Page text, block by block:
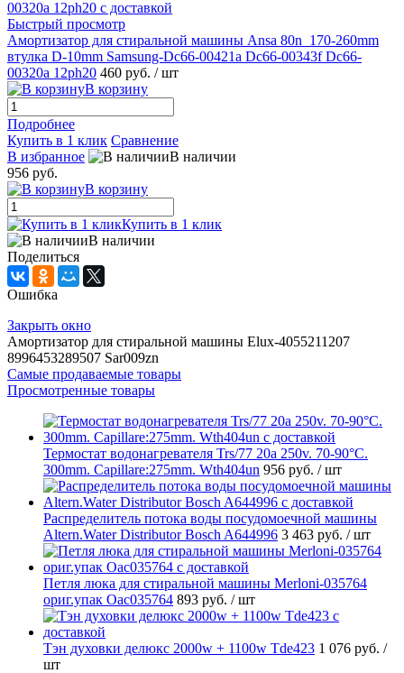
Быстрый просмотр
Амортизатор для стиральной машины Ansa 80n_170-260mm
втулка D-10mm Samsung-Dc66-00421a Dc66-00343f Dc66-
00320a 12ph20 460 руб. / шт
В корзину
Подробнее
Купить в 1 клик Сравнение
В избранное
В наличии
956 руб.
В корзину
Купить в 1 клик
В наличии
Поделиться
Ошибка
Закрыть окно
Амортизатор для стиральной машины Elux-4055211207
8996453289507 Sar009zn
Самые продаваемые товары
Просмотренные товары
Термостат водонагревателя Trs/77 20a 250v. 70-90°C.
300mm. Capillare:275mm. Wth404un 956 руб. / шт
Распределитель потока воды посудомоечной машины
Altern.Water Distributor Bosch A644996 3 463 руб. / шт
Петля люка для стиральной машины Merloni-035764
ориг.упак Oac035764 893 руб. / шт
Тэн духовки делюкс 2000w + 1100w Tde423 1 076 руб. /
шт